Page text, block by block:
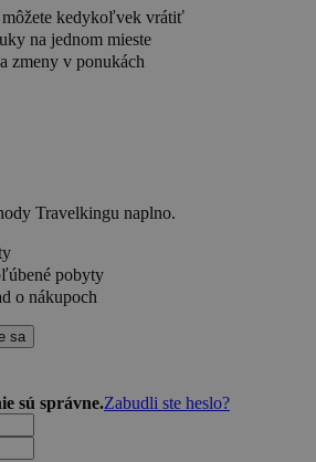
kedykoľvek vrátiť
na jednom mieste
zmeny v ponukách
Travelkingu naplno.
pobyty
o nákupoch
sa
sú správne.Zabudli ste heslo?